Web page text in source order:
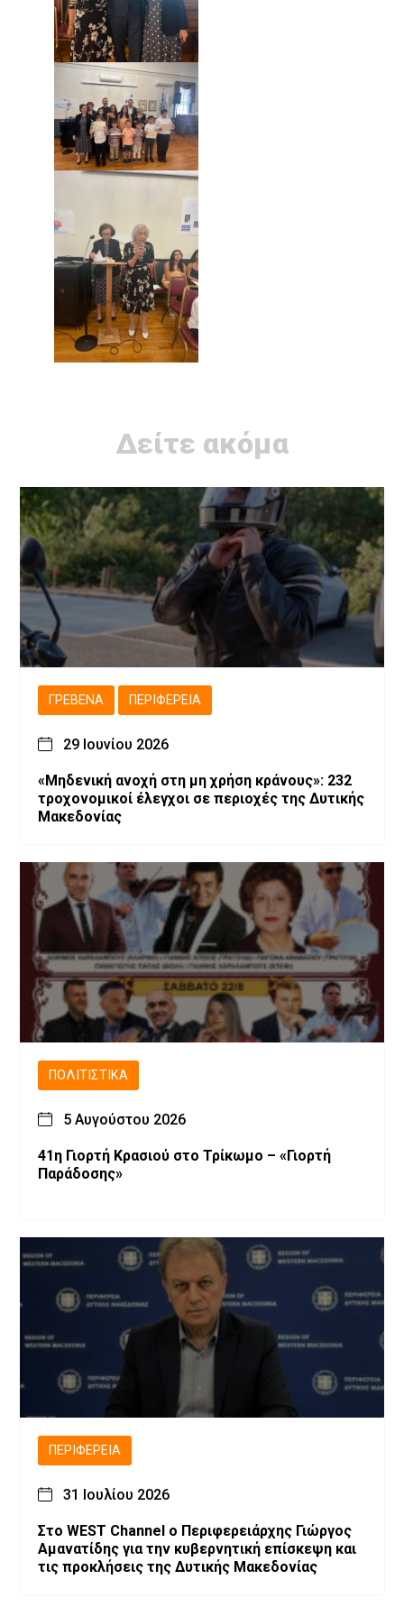
Δείτε ακόμα
ΓΡΕΒΕΝΆ ΠΕΡΙΦΈΡΕΙΑ
29 Ιουνίου 2026
«Μηδενική ανοχή στη μη χρήση κράνους»: 232
τροχονομικοί έλεγχοι σε περιοχές της Δυτικής
Μακεδονίας
ΠΟΛΙΤΙΣΤΙΚΆ
5 Αυγούστου 2026
41η Γιορτή Κρασιού στο Τρίκωμο – «Γιορτή
Παράδοσης»
ΠΕΡΙΦΈΡΕΙΑ
31 Ιουλίου 2026
Στο WEST Channel ο Περιφερειάρχης Γιώργος
Αμανατίδης για την κυβερνητική επίσκεψη και
τις προκλήσεις της Δυτικής Μακεδονίας